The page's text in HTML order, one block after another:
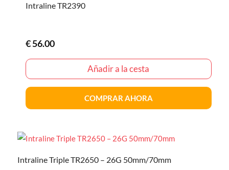
Intraline TR2390
€56.00
Añadir a la cesta
COMPRAR AHORA
Intraline Triple TR2650 – 26G 50mm/70mm